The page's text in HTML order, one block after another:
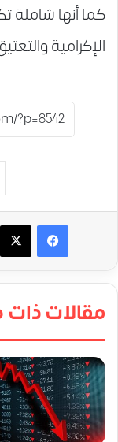
كما أنها شاملة
الإكرامية
مقالات